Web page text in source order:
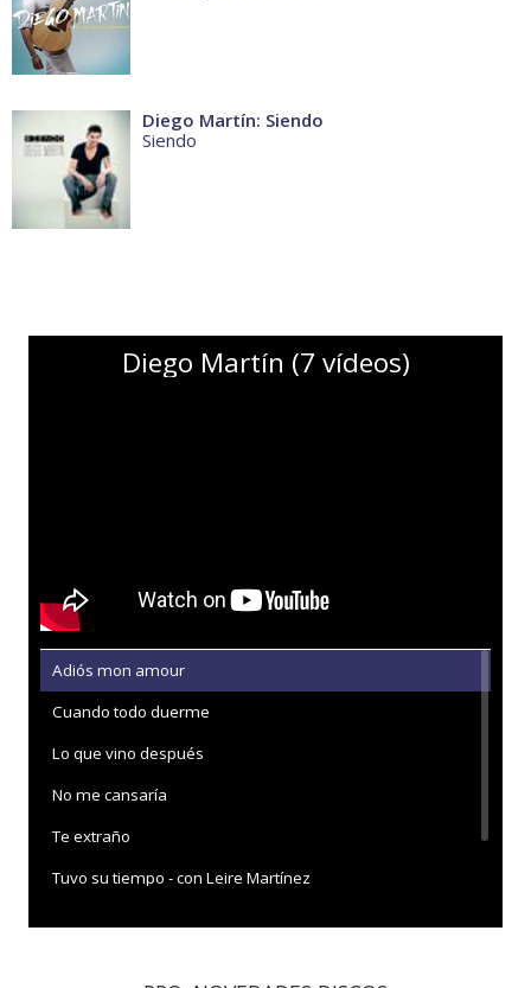
Diego Martín: Siendo
Siendo
Diego Martín (7 vídeos)
Adiós mon amour
Cuando todo duerme
Lo que vino después
No me cansaría
Te extraño
Tuvo su tiempo - con Leire Martínez